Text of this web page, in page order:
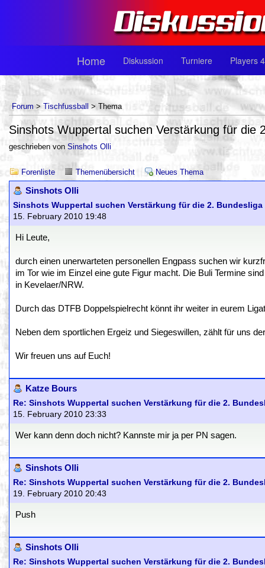
Home Diskussion Turniere Players
Forum > Tischfussball > Thema
Sinshots Wuppertal suchen Verstärkung für die
geschrieben von Sinshots Olli
Forenliste Themenübersicht Neues Thema
Sinshots Olli
Sinshots Wuppertal suchen Verstärkung für die 2. Bundesliga
15. February 2010 19:48
Hi Leute,
durch einen unerwarteten personellen Engpass suchen wir
im Tor wie im Einzel eine gute Figur macht. Die Buli Termine
in Kevelaer/NRW.
Durch das DTFB Doppelspielrecht könnt ihr weiter in eurem
Neben dem sportlichen Ergeiz und Siegeswillen, zählt für uns
Wir freuen uns auf Euch!
Katze Bours
Re: Sinshots Wuppertal suchen Verstärkung für die 2.
15. February 2010 23:33
Wer kann denn doch nicht? Kannste mir ja per PN sagen.
Sinshots Olli
Re: Sinshots Wuppertal suchen Verstärkung für die 2.
19. February 2010 20:43
Push
Sinshots Olli
Re: Sinshots Wuppertal suchen Verstärkung für die 2.